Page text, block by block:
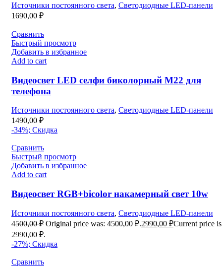
Источники постоянного света, Светодиодные LED-панели
1690,00 ₽
Сравнить
Быстрый просмотр
Добавить в избранное
Add to cart
Видеосвет LED селфи биколорный М22 для
телефона
Источники постоянного света, Светодиодные LED-панели
1490,00 ₽
-34%; Скидка
Сравнить
Быстрый просмотр
Добавить в избранное
Add to cart
Видеосвет RGB+bicolor накамерный свет 10w
Источники постоянного света, Светодиодные LED-панели
4500,00₽ Original price was: 4500,00 ₽.2990,00 ₽Current price
2990,00 ₽.
-27%; Скидка
Сравнить